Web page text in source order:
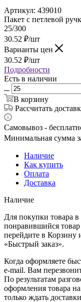
Артикул: 439010
Пакет с петлевой
25/300
30.52 ₽/шт
Варианты цен
30.52 ₽/шт
Подробности
Есть в наличии
В корзину
Рассчитать
Самовывоз -
Минимальная сумма
Наличие
Как купить
Оплата
Доставка
Наличие
Для покупки товара
понравившийся товар
перейдите в Корзину
«Быстрый заказ».
Когда оформляете
e-mail. Вам
По результатам
оформления товара
только ждать